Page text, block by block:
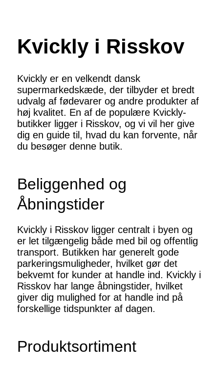
Kvickly i Risskov
Kvickly er en velkendt dansk
supermarkedskæde, der tilbyder et bredt
udvalg af fødevarer og andre produkter af
høj kvalitet. En af de populære Kvickly-
butikker ligger i Risskov, og vi vil her give
dig en guide til, hvad du kan forvente, når
du besøger denne butik.
Beliggenhed og
Åbningstider
Kvickly i Risskov ligger centralt i byen og
er let tilgængelig både med bil og offentlig
transport. Butikken har generelt gode
parkeringsmuligheder, hvilket gør det
bekvemt for kunder at handle ind. Kvickly i
Risskov har lange åbningstider, hvilket
giver dig mulighed for at handle ind på
forskellige tidspunkter af dagen.
Produktsortiment